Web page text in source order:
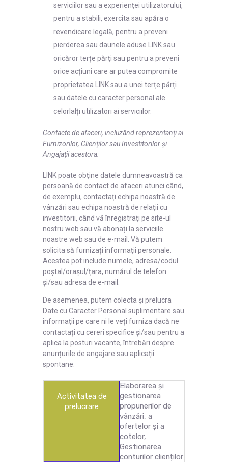
serviciilor sau a experienței utilizatorului,
pentru a stabili, exercita sau apăra o
revendicare legală, pentru a preveni
pierderea sau daunele aduse LINK sau
oricăror terțe părți sau pentru a preveni
orice acțiuni care ar putea compromite
proprietatea LINK sau a unei terțe părți
sau datele cu caracter personal ale
celorlalți utilizatori ai serviciilor.
Contacte de afaceri, incluzând reprezentanți ai
Furnizorilor, Clienților sau Investitorilor și
Angajații acestora:
LINK poate obține datele dumneavoastră ca
persoană de contact de afaceri atunci când,
de exemplu, contactați echipa noastră de
vânzări sau echipa noastră de relații cu
investitorii, când vă înregistrați pe site-ul
nostru web sau vă abonați la serviciile
noastre web sau de e-mail. Vă putem
solicita să furnizați informații personale.
Acestea pot include numele, adresa/codul
poștal/orașul/țara, numărul de telefon
și/sau adresa de e-mail.
De asemenea, putem colecta și prelucra
Date cu Caracter Personal suplimentare sau
informații pe care ni le veți furniza dacă ne
contactați cu cereri specifice și/sau pentru a
aplica la posturi vacante, întrebări despre
anunțurile de angajare sau aplicații
spontane.
Activitatea de
prelucrare
Elaborarea și
gestionarea
propunerilor de
vânzări, a
ofertelor și a
cotelor,
Gestionarea
conturilor clienților